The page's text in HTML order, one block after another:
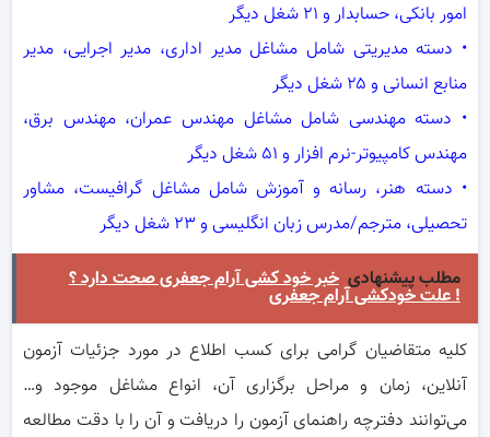
امور بانکی، حسابدار و ۲۱ شغل دیگر
• دسته مدیریتی شامل مشاغل مدیر اداری، مدیر اجرایی، مدیر
منابع انسانی و ۲۵ شغل دیگر
• دسته مهندسی شامل مشاغل مهندس عمران، مهندس برق،
مهندس کامپیوتر-نرم افزار و ۵۱ شغل دیگر
• دسته هنر، رسانه و آموزش شامل مشاغل گرافیست، مشاور
تحصیلی، مترجم/مدرس زبان انگلیسی و ۲۳ شغل دیگر
مطلب پیشنهادی خبر خود کشی آرام جعفری صحت دارد ؟
علت خودکشی آرام جعفری !
کلیه متقاضیان گرامی برای کسب اطلاع در مورد جزئیات آزمون
آنلاین، زمان و مراحل برگزاری آن، انواع مشاغل موجود و…
می‌توانند دفترچه راهنمای آزمون را دریافت و آن را با دقت مطالعه